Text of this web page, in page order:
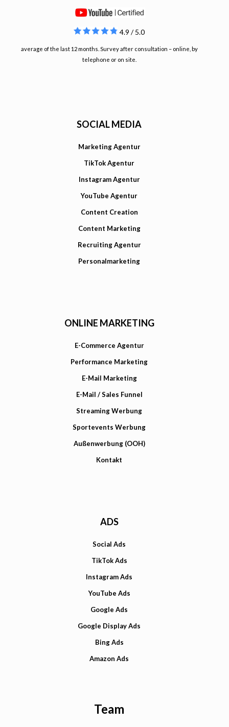
4.9 / 5.0
average of the last 12 months. Survey after consultation – online, by
telephone or on site.
SOCIAL MEDIA
Marketing Agentur
TikTok Agentur
Instagram Agentur
YouTube Agentur
Content Creation
Content Marketing
Recruiting Agentur
Personalmarketing
ONLINE MARKETING
E-Commerce Agentur
Performance Marketing
E-Mail Marketing
E-Mail / Sales Funnel
Streaming Werbung
Sportevents Werbung
Außenwerbung (OOH)
Kontakt
ADS
Social Ads
TikTok Ads
Instagram Ads
YouTube Ads
Google Ads
Google Display Ads
Bing Ads
Amazon Ads
Team